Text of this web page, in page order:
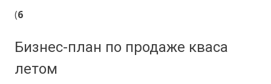
(6
Бизнес-план по продаже кваса
летом